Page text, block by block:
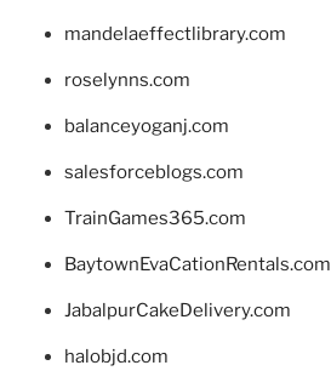
mandelaeffectlibrary.com
roselynns.com
balanceyoganj.com
salesforceblogs.com
TrainGames365.com
BaytownEvaCationRentals.com
JabalpurCakeDelivery.com
halobjd.com